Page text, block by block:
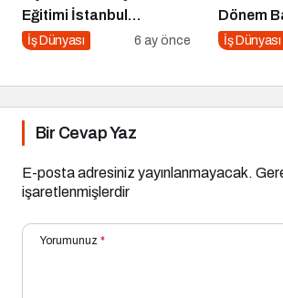
Eğitimi İstanbul
Üniversitesi’nde
İş Dünyası 6 ay önce
Dönem
Can Ay
İş Dünyası
Bir Cevap Yaz
E-posta adresiniz yayınlanmayacak.
işaretlenmişlerdir
Yorumunuz *